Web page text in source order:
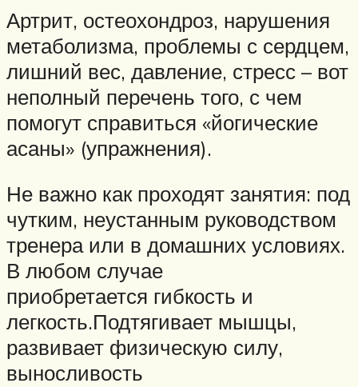
Артрит, остеохондроз, нарушения
метаболизма, проблемы с сердцем,
лишний вес, давление, стресс – вот
неполный перечень того, с чем
помогут справиться «йогические
асаны» (упражнения).
Не важно как проходят занятия: под
чутким, неустанным руководством
тренера или в домашних условиях.
В любом случае
приобретается гибкость и
легкость.Подтягивает мышцы,
развивает физическую силу,
выносливость